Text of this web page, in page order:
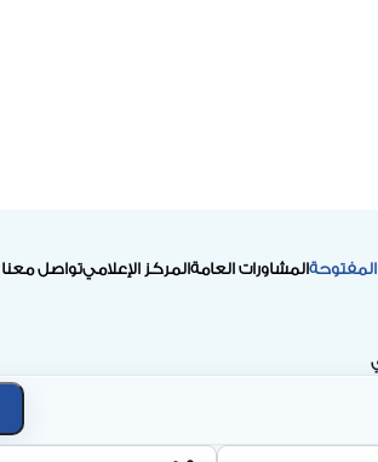
المفتوحةالمشاورات العامةالمركز الإعلاميتواصل معنا